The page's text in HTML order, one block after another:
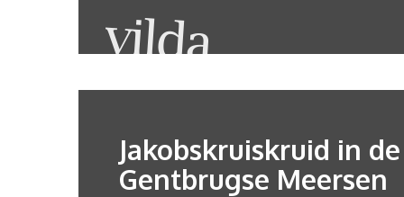
Jakobskruiskruid in de
Gentbrugse Meersen